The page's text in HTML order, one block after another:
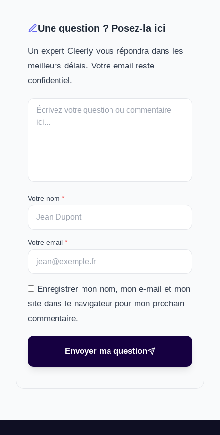
Une question ? Posez-la ici
Un expert Cleerly vous répondra dans les
meilleurs délais. Votre email reste
confidentiel.
Votre
message
Votre nom *
Votre email *
Enregistrer mon nom, mon e-mail et mon
site dans le navigateur pour mon prochain
commentaire.
Envoyer ma question